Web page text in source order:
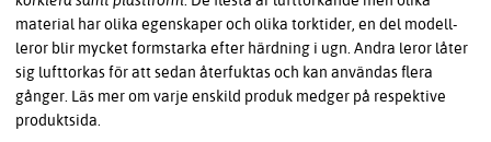
material har olika egenskaper och olika torktider, en del modell-
leror blir mycket formstarka efter härdning i ugn. Andra leror låter
sig lufttorkas för att sedan återfuktas och kan användas flera
gånger. Läs mer om varje enskild produk medger på respektive
produktsida.